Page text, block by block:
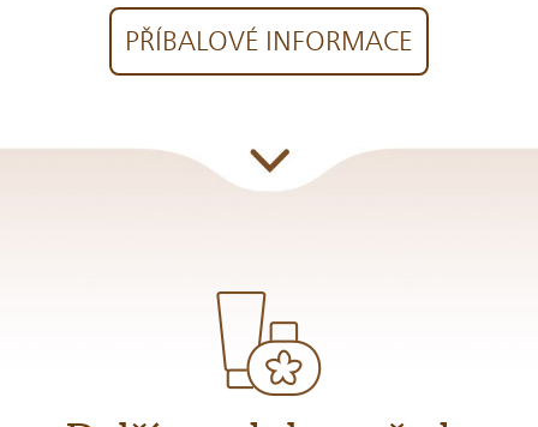
PŘÍBALOVÉ INFORMACE